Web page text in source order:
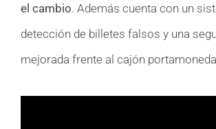
el cambio. Además cuenta con un
detección de billetes falsos y una
mejorada frente al cajón